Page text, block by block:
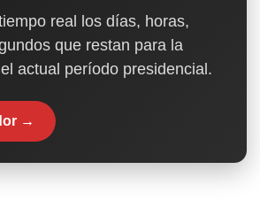
real los días, horas,
que restan para la
actual período presidencial.
→